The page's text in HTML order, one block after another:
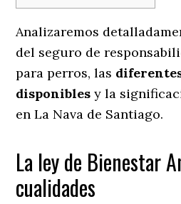
Analizaremos
del seguro de
para perros, las
disponibles y la
en La Nava de Santiago.
La ley de Bienestar
cualidades